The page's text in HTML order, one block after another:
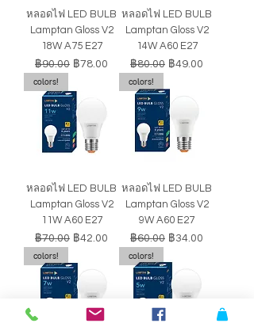
หลอดไฟ LED BULB
Lamptan Gloss V2
18W A75 E27
ราคาปกติ
฿90.00 ราคาขายลด
฿78.00
หลอดไฟ LED BULB
Lamptan Gloss V2
14W A60 E27
ราคาปกติ
฿80.00 ราคาขายลด
฿49.00
colors!
หลอดไฟ LED BULB
Lamptan Gloss V2
11W A60 E27
ราคาปกติ
฿70.00 ราคาขายลด
฿42.00
colors!
หลอดไฟ LED BULB
Lamptan Gloss V2
9W A60 E27
ราคาปกติ
฿60.00 ราคาขายลด
฿34.00
colors!
colors!